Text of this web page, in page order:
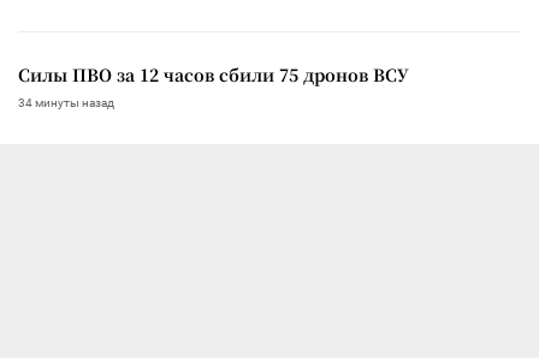
Силы ПВО за 12 часов сбили 75 дронов ВСУ
34 минуты назад